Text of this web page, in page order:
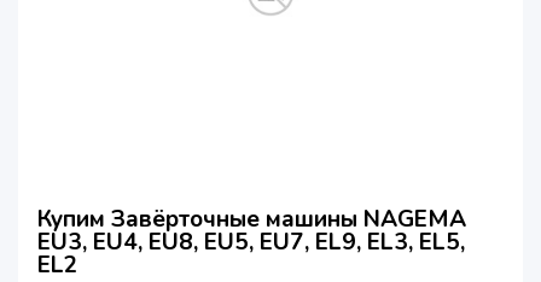
Купим Завёрточные машины NAGEMA
EU3, EU4, EU8, EU5, EU7, EL9, EL3, EL5,
EL2